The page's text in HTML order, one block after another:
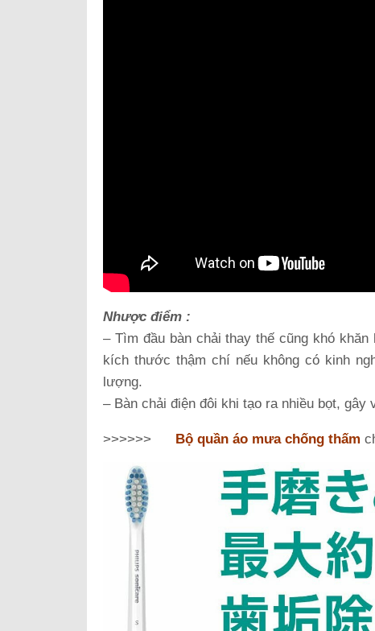
Nhược điểm :
– Tìm đầu bàn chải thay thế cũng khó
kích thước thậm chí nếu không có kinh
lượng.
– Bàn chải điện đôi khi tạo ra nhiều bọt, gây
>>>>>> Bộ quần áo mưa chống thấm